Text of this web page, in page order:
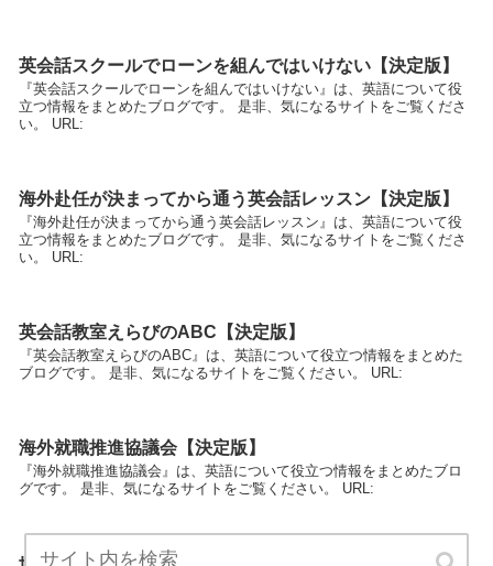
英会話スクールでローンを組んではいけない【決定版】
『英会話スクールでローンを組んではいけない』は、英語について役
立つ情報をまとめたブログです。 是非、気になるサイトをご覧くださ
い。 URL:
海外赴任が決まってから通う英会話レッスン【決定版】
『海外赴任が決まってから通う英会話レッスン』は、英語について役
立つ情報をまとめたブログです。 是非、気になるサイトをご覧くださ
い。 URL:
英会話教室えらびのABC【決定版】
『英会話教室えらびのABC』は、英語について役立つ情報をまとめた
ブログです。 是非、気になるサイトをご覧ください。 URL:
海外就職推進協議会【決定版】
『海外就職推進協議会』は、英語について役立つ情報をまとめたブロ
グです。 是非、気になるサイトをご覧ください。 URL: